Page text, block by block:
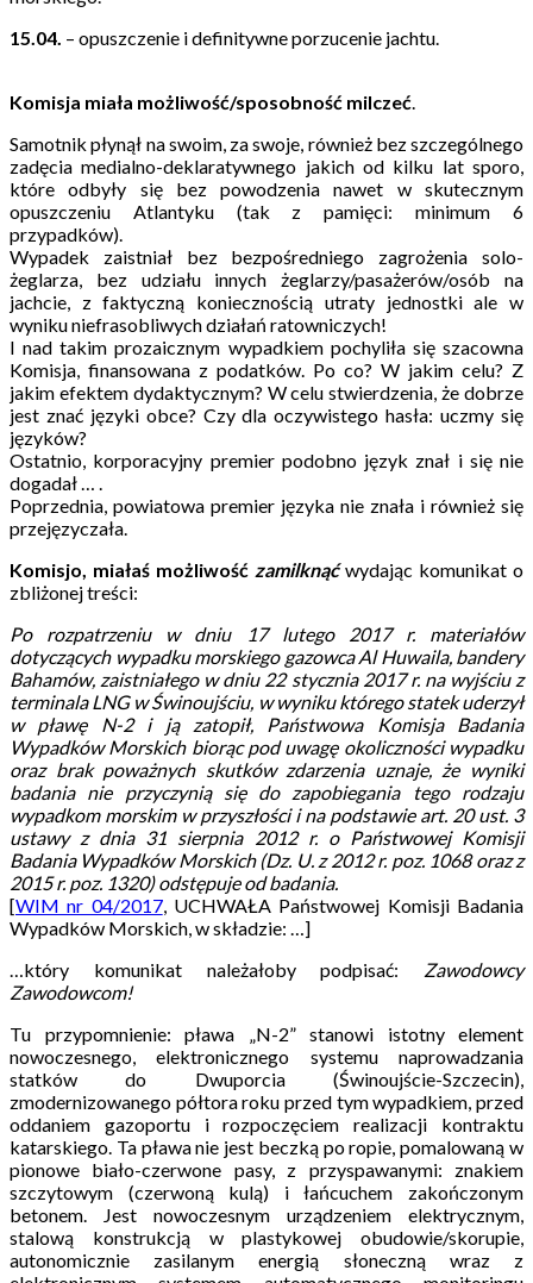
15.04. – opuszczenie i definitywne porzucenie jachtu.
Komisja miała możliwość/sposobność milczeć.
Samotnik płynął na swoim, za swoje, również bez szczególnego
zadęcia medialno-deklaratywnego jakich od kilku lat sporo,
które odbyły się bez powodzenia nawet w skutecznym
opuszczeniu Atlantyku (tak z pamięci: minimum 6
przypadków).
Wypadek zaistniał bez bezpośredniego zagrożenia solo-
żeglarza, bez udziału innych żeglarzy/pasażerów/osób na
jachcie, z faktyczną koniecznością utraty jednostki ale w
wyniku niefrasobliwych działań ratowniczych!
I nad takim prozaicznym wypadkiem pochyliła się szacowna
Komisja, finansowana z podatków. Po co? W jakim celu? Z
jakim efektem dydaktycznym? W celu stwierdzenia, że dobrze
jest znać języki obce? Czy dla oczywistego hasła: uczmy się
języków?
Ostatnio, korporacyjny premier podobno język znał i się nie
dogadał … .
Poprzednia, powiatowa premier języka nie znała i również się
przejęzyczała.
Komisjo, miałaś możliwość zamilknąćwydając komunikat o
zbliżonej treści:
Po rozpatrzeniu w dniu 17 lutego 2017 r. materiałów
dotyczących wypadku morskiego gazowca Al Huwaila, bandery
Bahamów, zaistniałego w dniu 22 stycznia 2017 r. na wyjściu z
terminala LNG w Świnoujściu, w wyniku którego statek uderzył
w pławę N-2 i ją zatopił, Państwowa Komisja Badania
Wypadków Morskich biorąc pod uwagę okoliczności wypadku
oraz brak poważnych skutków zdarzenia uznaje, że wyniki
badania nie przyczynią się do zapobiegania tego rodzaju
wypadkom morskim w przyszłości i na podstawie art. 20 ust. 3
ustawy z dnia 31 sierpnia 2012 r. o Państwowej Komisji
Badania Wypadków Morskich (Dz. U. z 2012 r. poz. 1068 oraz z
2015 r. poz. 1320) odstępuje od badania.
[WIM nr 04/2017, UCHWAŁA Państwowej Komisji Badania
Wypadków Morskich, w składzie: …]
…który komunikat należałoby podpisać: Zawodowcy
Zawodowcom!
Tu przypomnienie: pława „N-2” stanowi istotny element
nowoczesnego, elektronicznego systemu naprowadzania
statków do Dwuporcia (Świnoujście-Szczecin),
zmodernizowanego półtora roku przed tym wypadkiem, przed
oddaniem gazoportu i rozpoczęciem realizacji kontraktu
katarskiego. Ta pława nie jest beczką po ropie, pomalowaną w
pionowe biało-czerwone pasy, z przyspawanymi: znakiem
szczytowym (czerwoną kulą) i łańcuchem zakończonym
betonem. Jest nowoczesnym urządzeniem elektrycznym,
stalową konstrukcją w plastykowej obudowie/skorupie,
autonomicznie zasilanym energią słoneczną wraz z